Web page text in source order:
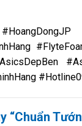
“Chuẩn